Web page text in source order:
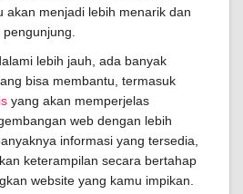
akan menjadi lebih menarik dan
lebih jauh, ada banyak
bisa membantu, termasuk
yang akan memperjelas
web dengan lebih
informasi yang tersedia,
keterampilan secara bertahap
website yang kamu impikan.